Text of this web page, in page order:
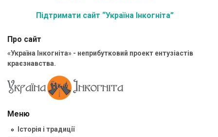
Підтримати сайт “Україна Інкогніта”
Про сайт
«Україна Інкогніта» - неприбутковий проект ентузіастів
краєзнавства.
Меню
Історія і традиції